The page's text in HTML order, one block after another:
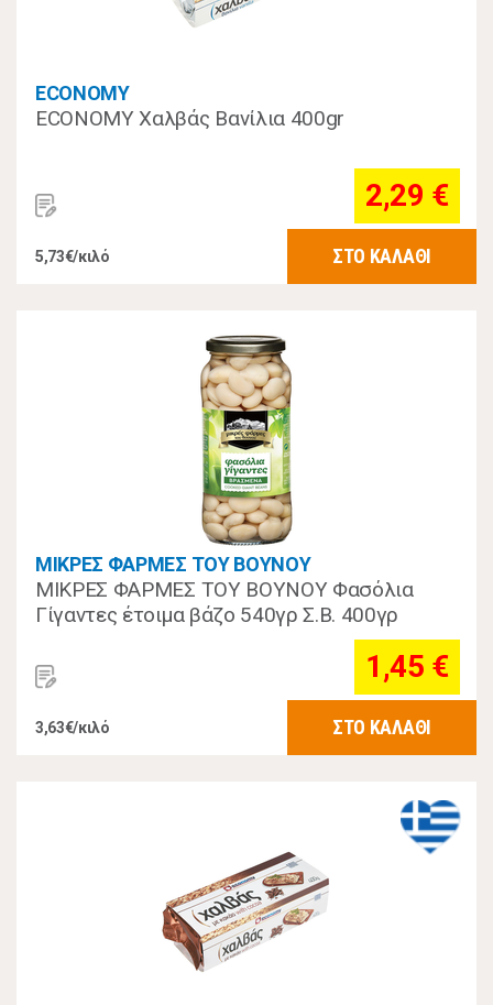
ECONOMY
ECONOMY Χαλβάς Βανίλια 400gr
2,29 €
5,73€/κιλό ΣΤΟ ΚΑΛΑΘΙ
ΜΙΚΡΕΣ ΦΑΡΜΕΣ ΤΟΥ ΒΟΥΝΟΥ
ΜΙΚΡΕΣ ΦΑΡΜΕΣ ΤΟΥ ΒΟΥΝΟΥ Φασόλια
Γίγαντες έτοιμα βάζο 540γρ Σ.Β. 400γρ
1,45 €
3,63€/κιλό ΣΤΟ ΚΑΛΑΘΙ